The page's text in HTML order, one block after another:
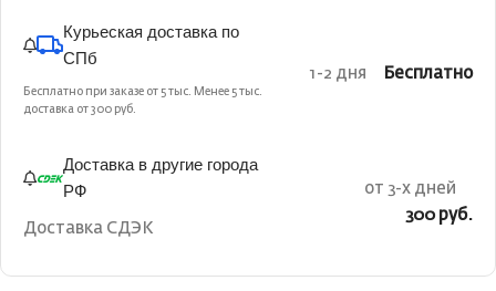
Курьеская доставка по
СПб
Бесплатно при заказе от 5 тыс. Менее 5 тыс.
доставка от 300 руб.
1-2 дня Бесплатно
Доставка в другие города
РФ
Доставка СДЭК
от 3-х дней
300 руб.